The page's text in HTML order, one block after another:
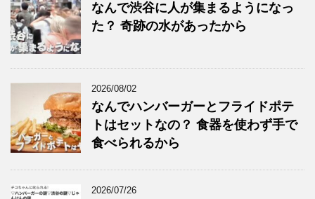
なんで渋谷に人が集まるようになっ
た？ 奇跡の水があったから
2026/08/02
なんでハンバーガーとフライドポテ
トはセットなの？ 食器を使わず手で
食べられるから
2026/07/26